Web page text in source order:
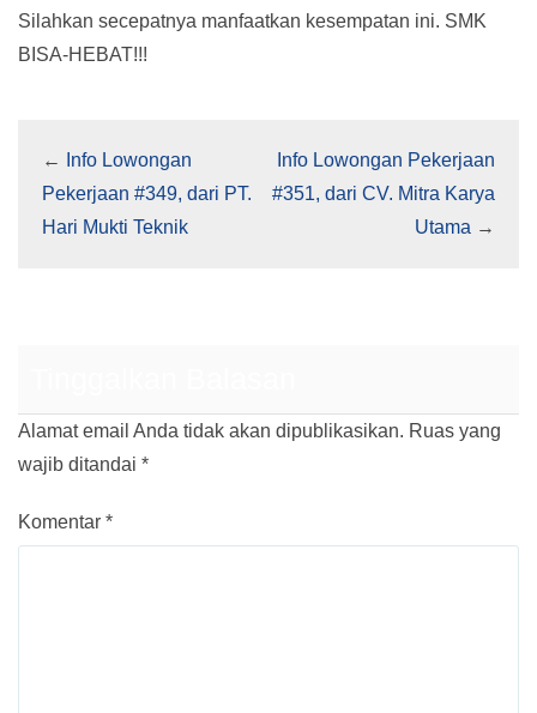
Silahkan secepatnya manfaatkan kesempatan ini. SMK
BISA-HEBAT!!!
←
Info Lowongan
Pekerjaan #349, dari PT.
Hari Mukti Teknik
Info Lowongan Pekerjaan
#351, dari CV. Mitra Karya
Utama →
Alamat email Anda tidak akan dipublikasikan. Ruas yang
wajib ditandai *
Komentar *